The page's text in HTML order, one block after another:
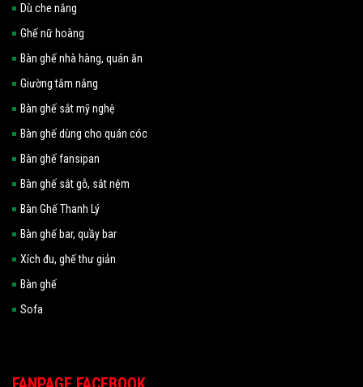
Dù che nắng
Ghế nữ hoàng
Bàn ghế nhà hàng, quán ăn
Giường tắm nắng
Bàn ghế sắt mỹ nghệ
Bàn ghế dùng cho quán cóc
Bàn ghế fansipan
Bàn ghế sắt gỗ, sắt nệm
Bàn Ghế Thanh Lý
Bàn ghế bar, quầy bar
Xích đu, ghế thư giản
Bàn ghế
Sofa